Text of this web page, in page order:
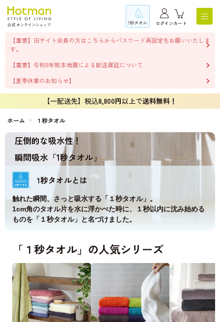
1秒タオル ログインカート
【重要】旧サイト会員の方はこちらからパスワード再設定をお願いいたしま
す。
【重要】令和8年熊本地震による配送遅延について
【夏季休業のお知らせ】
【一配送先】税込8,800円以上で送料無料！
ホーム １秒タオル
圧倒的な吸水性！
瞬間吸水「1秒タオル」
1秒タオルとは
触れた瞬間、さっと吸水する「１秒タオル」。
1cm角のタオル片を水に浮かべた時に、１秒以内に沈み始める
ものを「１秒タオル」と名づけました。
「１秒タオル」の人気シリーズ